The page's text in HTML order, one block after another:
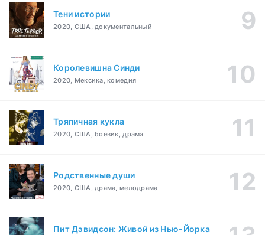
Тени истории
2020, США, документальный
Королевишна Синди
2020, Мексика, комедия
Тряпичная кукла
2020, США, боевик, драма
Родственные души
2020, США, драма, мелодрама
Пит Дэвидсон: Живой из Нью-Йорка